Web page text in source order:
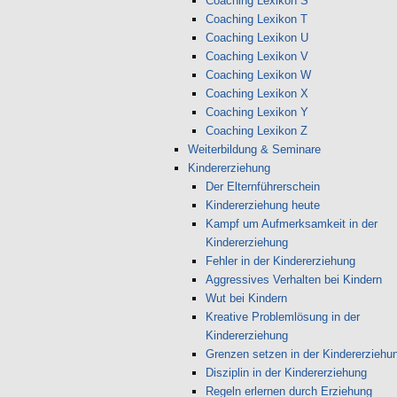
Coaching Lexikon T
Coaching Lexikon U
Coaching Lexikon V
Coaching Lexikon W
Coaching Lexikon X
Coaching Lexikon Y
Coaching Lexikon Z
Weiterbildung & Seminare
Kindererziehung
Der Elternführerschein
Kindererziehung heute
Kampf um Aufmerksamkeit in der
Kindererziehung
Fehler in der Kindererziehung
Aggressives Verhalten bei Kindern
Wut bei Kindern
Kreative Problemlösung in der
Kindererziehung
Grenzen setzen in der
Disziplin in der Kindererziehung
Regeln erlernen durch Erziehung